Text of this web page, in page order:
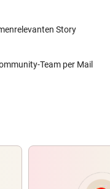
Story
Team per Mail